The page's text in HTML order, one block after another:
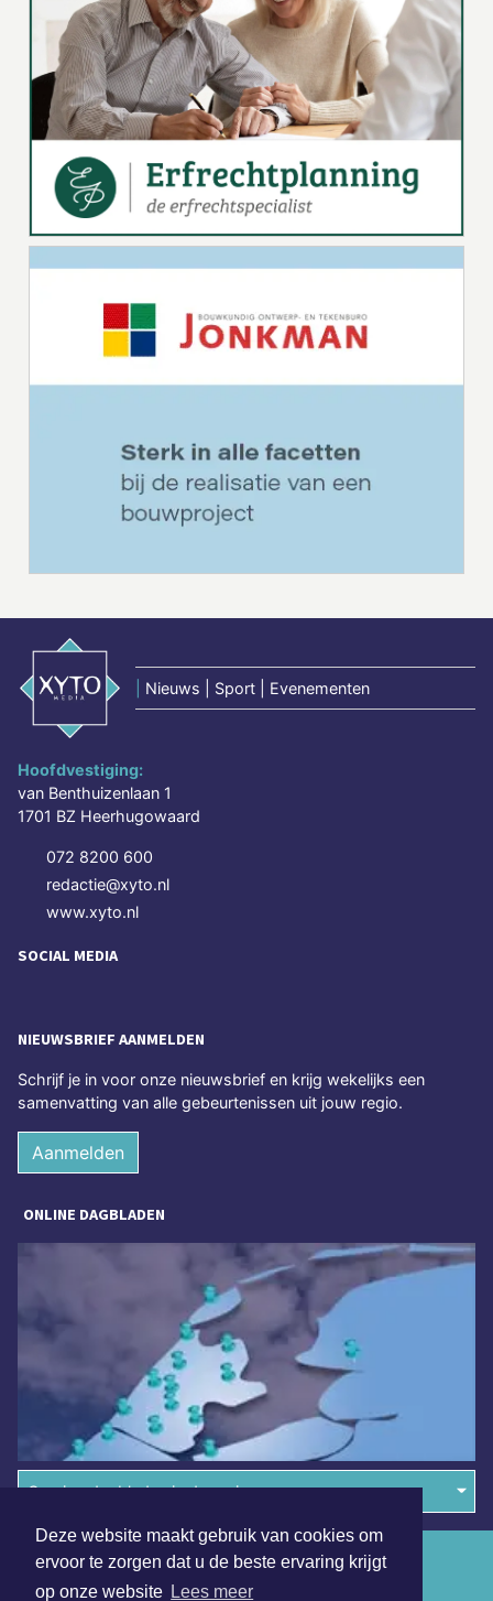
Deze website maakt gebruik van cookies om
ervoor te zorgen dat u de beste ervaring krijgt
op onze website Lees meer
Nieuws | Sport | Evenementen
Hoofdvestiging:
van Benthuizenlaan 1
1701 BZ Heerhugowaard
072 8200 600
redactie@xyto.nl
www.xyto.nl
SOCIAL MEDIA
NIEUWSBRIEF AANMELDEN
Schrijf je in voor onze nieuwsbrief en krijg wekelijks een
samenvatting van alle gebeurtenissen uit jouw regio.
Aanmelden
ONLINE DAGBLADEN
Overige dagbladen in de regio
Algemene voorwaarden
Disclaimer